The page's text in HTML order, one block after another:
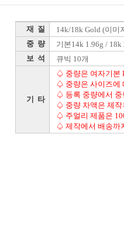
재 질 14k/18k Gold (이미
중 량 기본14k 1.96g / 18k
보 석 큐빅 10개
기 타
♤ 중량은 여자기본
♤ 중량은 사이즈에
♤ 등록 중량에서 중
♤ 중량 차액은 제작
♤ 주얼리 제품은
♤ 제작에서 배송까